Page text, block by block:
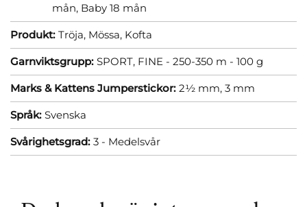
mån, Baby 18 mån
Produkt: Tröja, Mössa, Kofta
Garnviktsgrupp: SPORT, FINE - 250-350 m - 100 g
Marks & Kattens Jumperstickor: 2½ mm, 3 mm
Språk: Svenska
Svårighetsgrad: 3 - Medelsvår